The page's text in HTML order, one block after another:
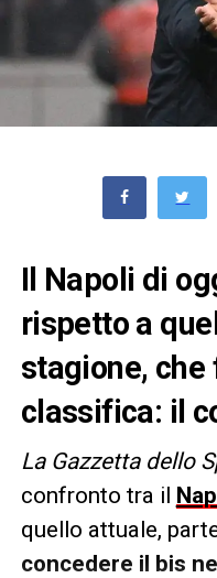
Il Napoli di
rispetto a
stagione,
classifica: il
La Gazzetta dello
confronto tra il
quello attuale,
concedere il bis